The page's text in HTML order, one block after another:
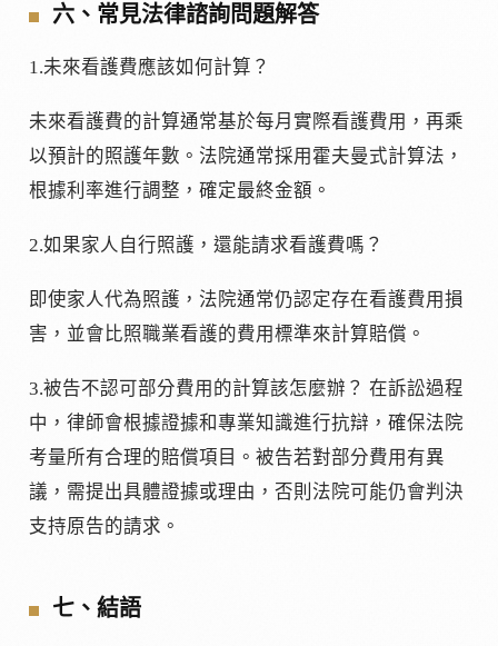
六、常見法律諮詢問題解答
1.未來看護費應該如何計算？
未來看護費的計算通常基於每月實際看護費用，再乘
以預計的照護年數。法院通常採用霍夫曼式計算法，
根據利率進行調整，確定最終金額。
2.如果家人自行照護，還能請求看護費嗎？
即使家人代為照護，法院通常仍認定存在看護費用損
害，並會比照職業看護的費用標準來計算賠償。
3.被告不認可部分費用的計算該怎麼辦？ 在訴訟過程
中，律師會根據證據和專業知識進行抗辯，確保法院
考量所有合理的賠償項目。被告若對部分費用有異
議，需提出具體證據或理由，否則法院可能仍會判決
支持原告的請求。
七、結語